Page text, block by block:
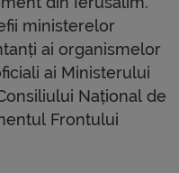
ministerelor
ai organismelor
ai Ministerului
Național de
Frontului